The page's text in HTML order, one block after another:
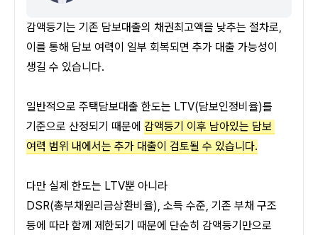
감액등기는 기존 담보대출의 채권최고액을 낮추는 절차로,
이를 통해 담보 여력이 일부 회복되면 추가 대출 가능성이
생길 수 있습니다.
일반적으로 주택담보대출 한도는 LTV(담보인정비율)를
기준으로 산정되기 때문에 감액등기 이후 남아있는 담보
여력 범위 내에서는 추가 대출이 검토될 수 있습니다.
다만 실제 한도는 LTV뿐 아니라
DSR(총부채원리금상환비율), 소득 수준, 기존 부채 구조
등에 따라 함께 제한되기 때문에 단순히 감액등기만으로